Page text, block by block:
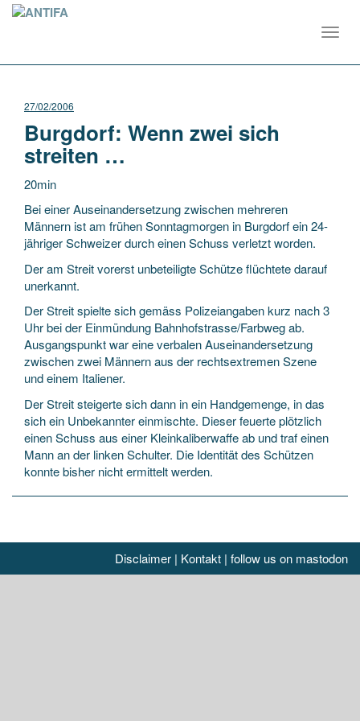
27/02/2006
Burgdorf: Wenn zwei sich
streiten …
20min
Bei einer Auseinandersetzung zwischen mehreren
Männern ist am frühen Sonntagmorgen in Burgdorf ein 24-
jähriger Schweizer durch einen Schuss verletzt worden.
Der am Streit vorerst unbeteiligte Schütze flüchtete darauf
unerkannt.
Der Streit spieltesich gemäss Polizeiangaben kurz nach 3
Uhr bei der Einmündung Bahnhofstrasse/Farbweg ab.
Ausgangspunkt war eine verbalen Auseinandersetzung
zwischen zwei Männern aus der rechtsextremen Szene
und einem Italiener.
Der Streit steigerte sich dann in ein Handgemenge, in das
sich ein Unbekannter einmischte. Dieser feuerte plötzlich
einen Schuss aus einer Kleinkaliberwaffe ab und traf einen
Mann an der linken Schulter. Die Identität des Schützen
konnte bisher nicht ermittelt werden.
Disclaimer | Kontakt | follow us on mastodon